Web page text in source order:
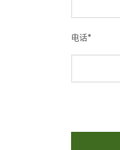
电话*